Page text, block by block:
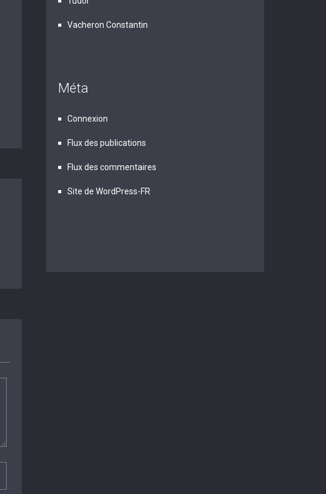
Vacheron Constantin
Méta
Connexion
Flux des publications
Flux des commentaires
Site de WordPress-FR